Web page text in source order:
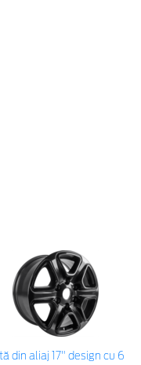
din aliaj 17" design cu 6